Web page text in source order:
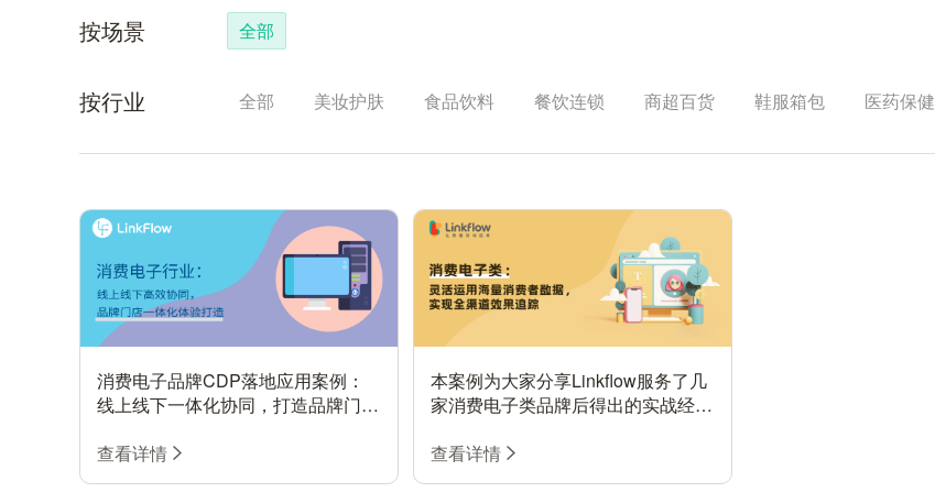
按场景 全部
按行业 全部 美妆护肤 食品饮料 餐饮连锁 商超百货 鞋服箱包 医药保健
消费电子品牌CDP落地应用案例：
线上线下一体化协同，打造品牌门店
查看详情
本案例为大家分享Linkflow服务了几
家消费电子类品牌后得出的实战经
列的解决方案。从打破流量巨头数据
壁垒来收集用户公域平台行为数据，
查看详情